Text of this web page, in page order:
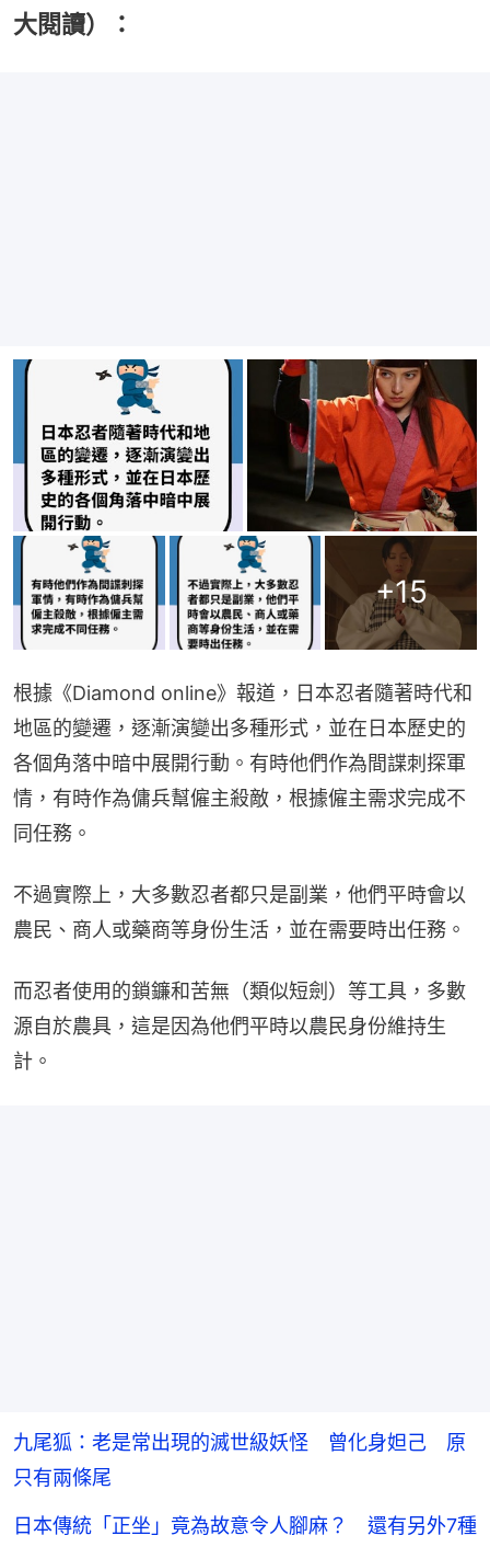
大閱讀）：
+15
根據《Diamond online》報道，日本忍者隨著時代和
地區的變遷，逐漸演變出多種形式，並在日本歷史的
各個角落中暗中展開行動。有時他們作為間諜刺探軍
情，有時作為傭兵幫僱主殺敵，根據僱主需求完成不
同任務。
不過實際上，大多數忍者都只是副業，他們平時會以
農民、商人或藥商等身份生活，並在需要時出任務。
而忍者使用的鎖鐮和苦無（類似短劍）等工具，多數
源自於農具，這是因為他們平時以農民身份維持生
計。
九尾狐：老是常出現的滅世級妖怪 曾化身妲己 原
只有兩條尾
日本傳統「正坐」竟為故意令人腳麻？ 還有另外7種